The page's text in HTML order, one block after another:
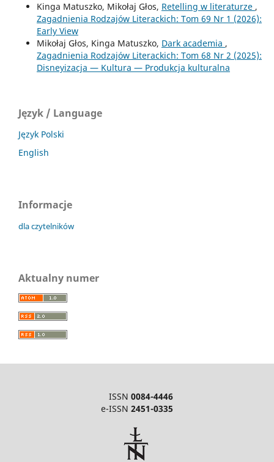
Kinga Matuszko, Mikołaj Głos, Retelling w literaturze ,
Zagadnienia Rodzajów Literackich: Tom 69 Nr 1 (2026):
Early View
Mikołaj Głos, Kinga Matuszko, Dark academia ,
Zagadnienia Rodzajów Literackich: Tom 68 Nr 2 (2025):
Disneyizacja — Kultura — Produkcja kulturalna
Język / Language
Język Polski
English
Informacje
dla czytelników
Aktualny numer
ISSN 0084-4446
e-ISSN 2451-0335